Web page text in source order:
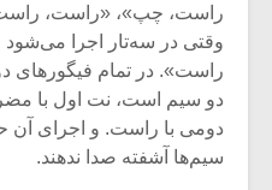
راست، چپ»،‌ «راست‌،
وقتی در سه‌تار اجرا
راست». در تمام فیگورهای
دو سیم است، نت اول با
دومی با راست. و اجرای
سیم‌ها آشفته صدا ندهند.